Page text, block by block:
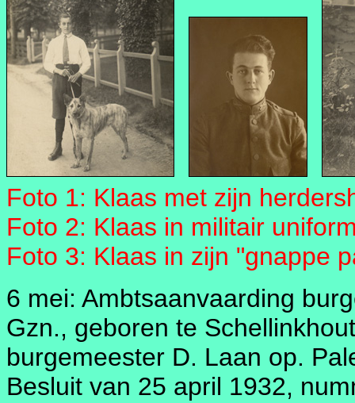
Foto 1: Klaas met zijn
Foto 2: Klaas in militair
Foto 3: Klaas in zijn "gnappe
6 mei: Ambtsaanvaarding
Gzn., geboren te
burgemeester D. Laan op.
Besluit van 25 april 1932,